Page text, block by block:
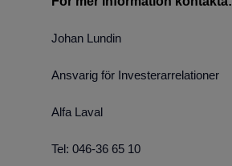
Johan Lundin
Ansvarig för Investerarrelationer
Alfa Laval
Tel: 046-36 65 10